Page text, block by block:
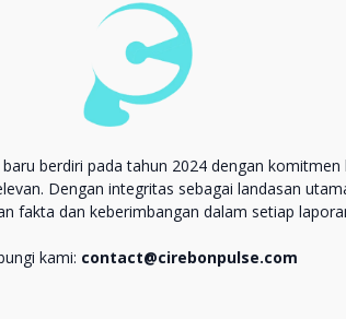
berdiri pada tahun 2024 dengan
Dengan integritas sebagai landasan
fakta dan keberimbangan dalam setiap
kami: contact@cirebonpulse.com